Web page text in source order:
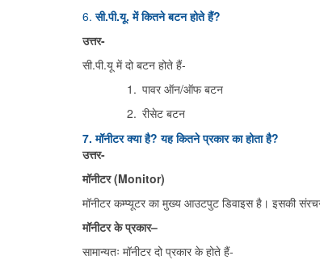
6.सी.पी.यू. में कितने बटन होते हैं?
उत्तर-
सी.पी.यू में दो बटन होते हैं-
पावर ऑन/ऑफ बटन
रीसेट बटन
7. मॉनीटर क्या है? यह कितने प्रकार का होता है?
उत्तर-
मॉनीटर (Monitor)
मॉनीटर कम्प्यूटर का मुख्य आउटपुट डिवाइस है। इसकी
मॉनीटर के प्रकार–
सामान्यतः मॉनीटर दो प्रकार के होते हैं-